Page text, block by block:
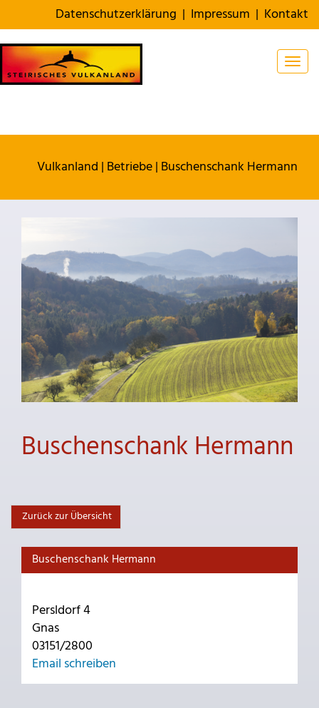
Datenschutzerklärung | Impressum | Kontakt
Vulkanland | Betriebe| Buschenschank Hermann
Buschenschank Hermann
Zurück zur Übersicht
Buschenschank Hermann
Persldorf 4
Gnas
03151/2800
Email schreiben